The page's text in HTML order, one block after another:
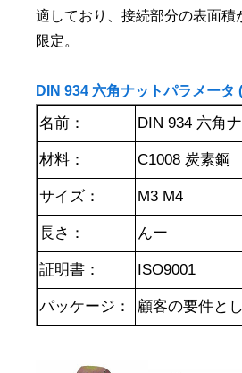
適しており、接続部分の表面積
限定。
DIN 934 六角ナットパラメータ
名前： DIN 934 六角
材料： C1008 炭素鋼
サイズ： M3 M4
長さ： んー
証明書： ISO9001
パッケージ： 顧客の要件と